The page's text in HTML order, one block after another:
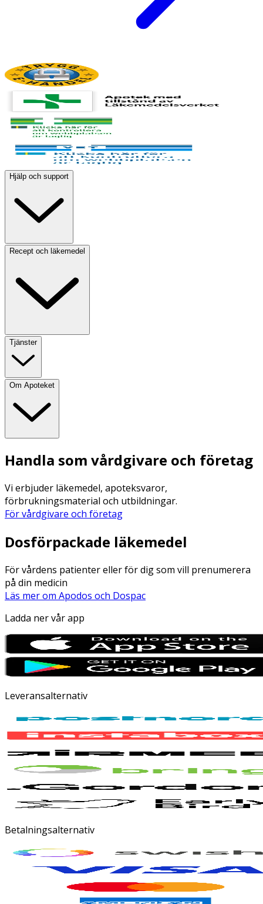
Hjälp och support
Recept och läkemedel
Tjänster
Om Apoteket
Handla som vårdgivare och företag
Vi erbjuder läkemedel, apoteksvaror,
förbrukningsmaterial och utbildningar.
För vårdgivare och företag
Dosförpackade läkemedel
För vårdens patienter eller för dig som vill prenumerera
på din medicin
Läs mer om Apodos och Dospac
Ladda ner vår app
Leveransalternativ
Betalningsalternativ